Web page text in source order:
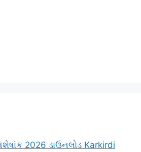
વિશેષાંક 2026 ડાઉનલોડ Karkirdi